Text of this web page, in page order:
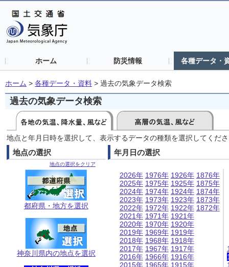
ホーム 防災情報 各種データ・
ホーム > 各種データ・資料 > 過去の気象データ検索
過去の気象データ検索
地点と年月日時を選択して、表示するデータの種類を選択してくだ
地点の選択
地点の選択をクリア
都府県・地方を選択
神奈川県内の地点を選択
年月日の選択
2026年
2025年
2024年
2023年
2022年
2021年
2020年
2019年
2018年
2017年
2016年
2015年
1976年
1975年
1974年
1973年
1972年
1971年
1970年
1969年
1968年
1967年
1966年
1965年
1926年
1925年
1924年
1923年
1922年
1921年
1920年
1919年
1918年
1917年
1916年
1915年
1876年
1875年
1874年
1873年
1872年